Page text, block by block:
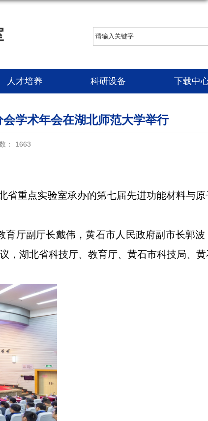
人才培养 科研设备 下载中
学术年会在湖北师范大学举行
： 1663
重点实验室承办的第七届先进功能材料与
厅副厅长戴伟，黄石市人民政府副市长郭
，湖北省科技厅、教育厅、黄石市科技局、